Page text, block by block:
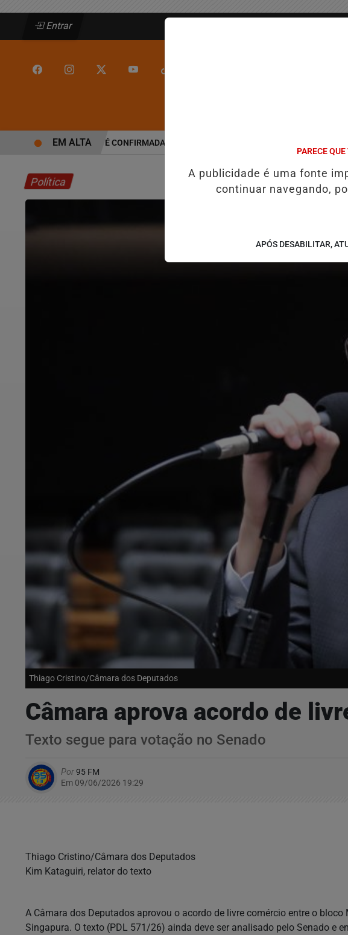
Entrar
ALINE BARROS É CONFIRMADA NO DIA DO EVANGÉLICO EM JEQUIÉ E REFORÇA
EM ALTA
Política
Thiago Cristino/Câmara dos Deputados
Câmara aprova acordo de
Texto segue para votação no Senado
Por95 FM
Em 09/06/2026 19:29
Thiago Cristino/Câmara dos Deputados
Kim Kataguiri, relator do texto
A Câmara dos Deputados aprovou o acordo de livre comércio entre o
Singapura. O texto (PDL 571/26) ainda deve ser analisado pelo Senado e
PARECE
A publicidade é uma fonte
continuar navegando,
APÓS DESABILITAR,